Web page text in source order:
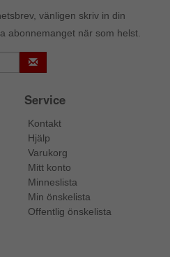
vänligen skriv in din
abonnemanget när som helst.
Service
Kontakt
Hjälp
Varukorg
Mitt konto
Minneslista
Min önskelista
Offentlig önskelista